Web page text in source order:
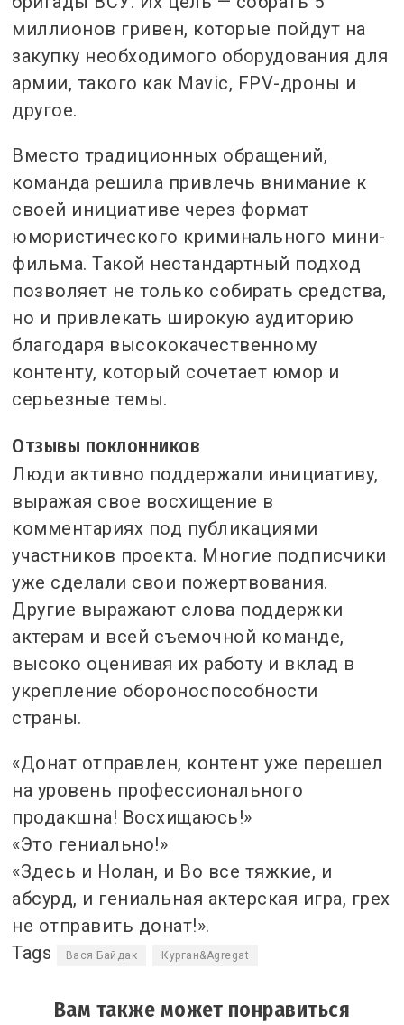
миллионов гривен, которые пойдут на
закупку необходимого оборудования для
армии, такого как Mavic, FPV-дроны и
другое.
Вместо традиционных обращений,
команда решила привлечь внимание к
своей инициативе через формат
юмористического криминального мини-
фильма. Такой нестандартный подход
позволяет не только собирать средства,
но и привлекать широкую аудиторию
благодаря высококачественному
контенту, который сочетает юмор и
серьезные темы.
Отзывы поклонников
Люди активно поддержали инициативу,
выражая свое восхищение в
комментариях под публикациями
участников проекта. Многие подписчики
уже сделали свои пожертвования.
Другие выражают слова поддержки
актерам и всей съемочной команде,
высоко оценивая их работу и вклад в
укрепление обороноспособности
страны.
«Донат отправлен, контент уже перешел
на уровень профессионального
продакшна! Восхищаюсь!»
«Это гениально!»
«Здесь и Нолан, и Во все тяжкие, и
абсурд, и гениальная актерская игра, грех
не отправить донат!».
Tags
Вася Байдак Курган&Agregat
Вам также может понравиться